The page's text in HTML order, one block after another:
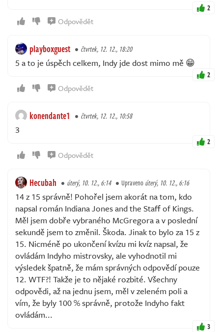
2
Odpovědět
playboxguest čtvrtek, 12. 12., 18:20
5 a to je úspěch celkem, Indy jde dost mimo mě 😁
2
Odpovědět
konendante1 čtvrtek, 12. 12., 10:58
3
2
Odpovědět
Hecubah úterý, 10. 12., 6:14 Upravenoúterý, 10. 12., 6:16
14 z 15 správně! Pohořel jsem akorát na tom, kdo
napsal román Indiana Jones and the Staff of Kings.
Měl jsem dobře vybraného McGregora a v poslední
sekundě jsem to změnil. Škoda. Jinak to bylo za 15 z
15. Nicméně po ukončení kvízu mi kvíz napsal, že
ovládám Indyho mistrovsky, ale vyhodnotil mi
výsledek špatně, že mám správných odpovědí pouze
12. WTF?! Takže je to nějaké rozbité. Všechny
odpovědi, až na jednu jsem, měl v zeleném poli a
vím, že byly 100 % správně, protože Indyho fakt
ovládám...
3